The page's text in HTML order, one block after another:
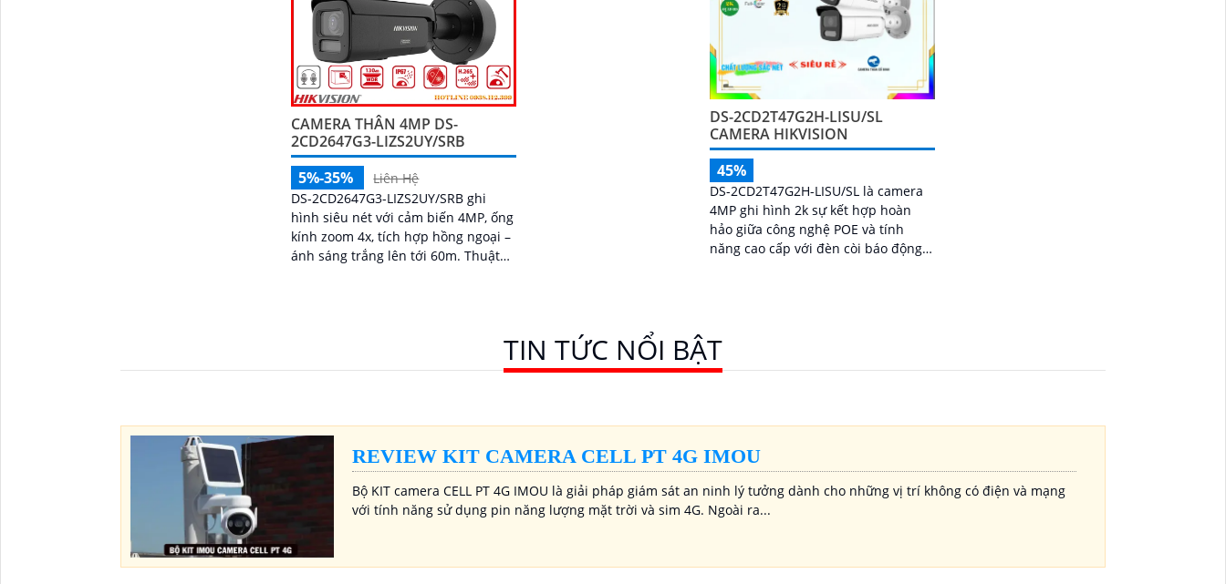
CAMERA THÂN 4MP DS-
2CD2647G3-LIZS2UY/SRB
5%-35%
Liên Hệ
DS-2CD2647G3-LIZS2UY/SRB ghi
hình siêu nét với cảm biến 4MP, ống
kính zoom 4x, tích hợp hồng ngoại –
ánh sáng trắng lên tới 60m. Thuật
DS-2CD2T47G2H-LISU/SL
CAMERA HIKVISION
45%
DS-2CD2T47G2H-LISU/SL là camera
4MP ghi hình 2k sự kết hợp hoàn
hảo giữa công nghệ POE và tính
năng cao cấp với đèn còi báo động
điều kiện ánh sáng
TIN TỨC NỔI BẬT
REVIEW KIT CAMERA CELL PT 4G IMOU
Bộ KIT camera CELL PT 4G IMOU là giải pháp giám sát an ninh lý tưởng dành cho những vị trí không có điện và mạng
với tính năng sử dụng pin năng lượng mặt trời và sim 4G. Ngoài ra...